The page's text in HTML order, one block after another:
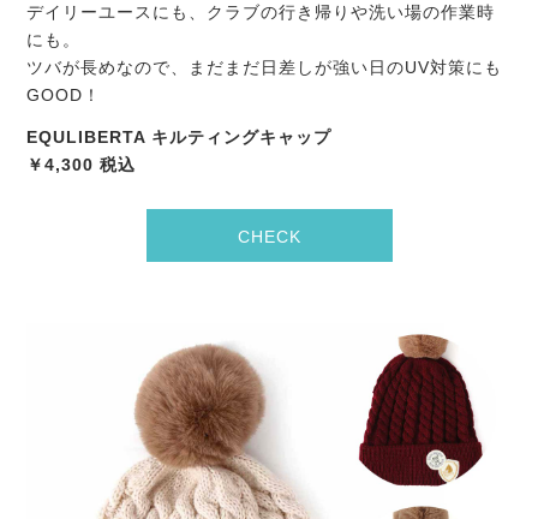
デイリーユースにも、クラブの行き帰りや洗い場の作業時
にも。
ツバが長めなので、まだまだ日差しが強い日のUV対策にも
GOOD！
EQULIBERTA キルティングキャップ
￥4,300 税込
CHECK